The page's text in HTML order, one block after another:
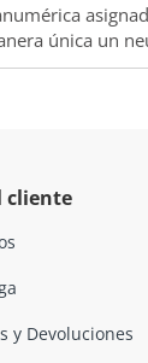
única un
cliente
y Devoluciones